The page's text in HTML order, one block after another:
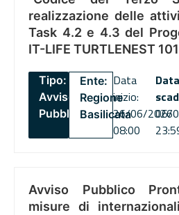
realizzazione delle
Task 4.2 e 4.3 del
IT-LIFE TURTLENEST
Tipo:
Avviso
Pubblico
Ente:
Regione
Basilicata
Data
inizio:
26/06/2026
08:00
06/
Avviso Pubblico
misure di